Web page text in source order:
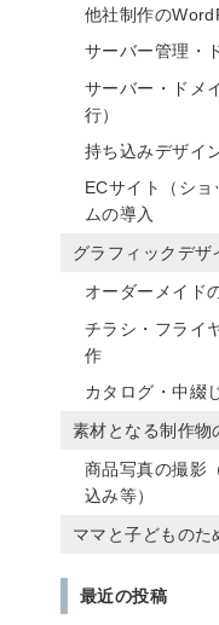
他社制作の
サーバー管理・
サーバー・ドメ
行）
持ち込みデザイ
ECサイト（シ
ムの導入
グラフィックデザ
オーダーメイド
チラシ・フライ
作
カタログ・中綴
素材となる制作物
商品写真の撮影
込み等）
ママと子どものた
最近の投稿